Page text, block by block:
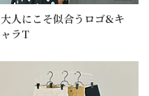
大人にこそ似合うロゴ&キ
ャラT